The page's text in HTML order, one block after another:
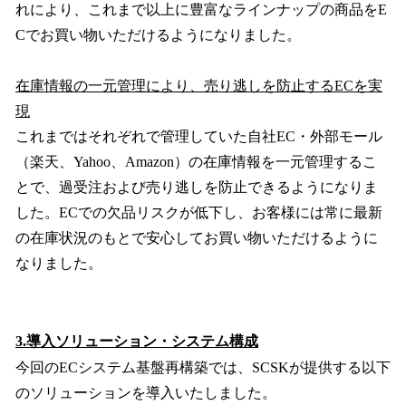
れにより、これまで以上に豊富なラインナップの商品をE
Cでお買い物いただけるようになりました。
在庫情報の一元管理により、売り逃しを防止するECを実
現
これまではそれぞれで管理していた自社EC・外部モール
（楽天、Yahoo、Amazon）の在庫情報を一元管理するこ
とで、過受注および売り逃しを防止できるようになりま
した。ECでの欠品リスクが低下し、お客様には常に最新
の在庫状況のもとで安心してお買い物いただけるように
なりました。
3.導入ソリューション・システム構成
今回のECシステム基盤再構築では、SCSKが提供する以下
のソリューションを導入いたしました。